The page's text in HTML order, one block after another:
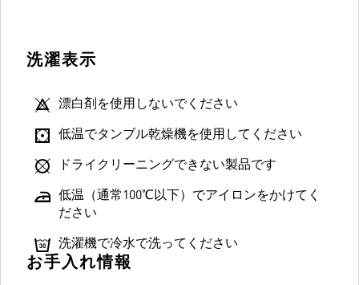
洗濯表示
漂白剤を使用しないでください
低温でタンブル乾燥機を使用してください
ドライクリーニングできない製品です
低温（通常100℃以下）でアイロンをかけてく
ださい
洗濯機で冷水で洗ってください
お手入れ情報